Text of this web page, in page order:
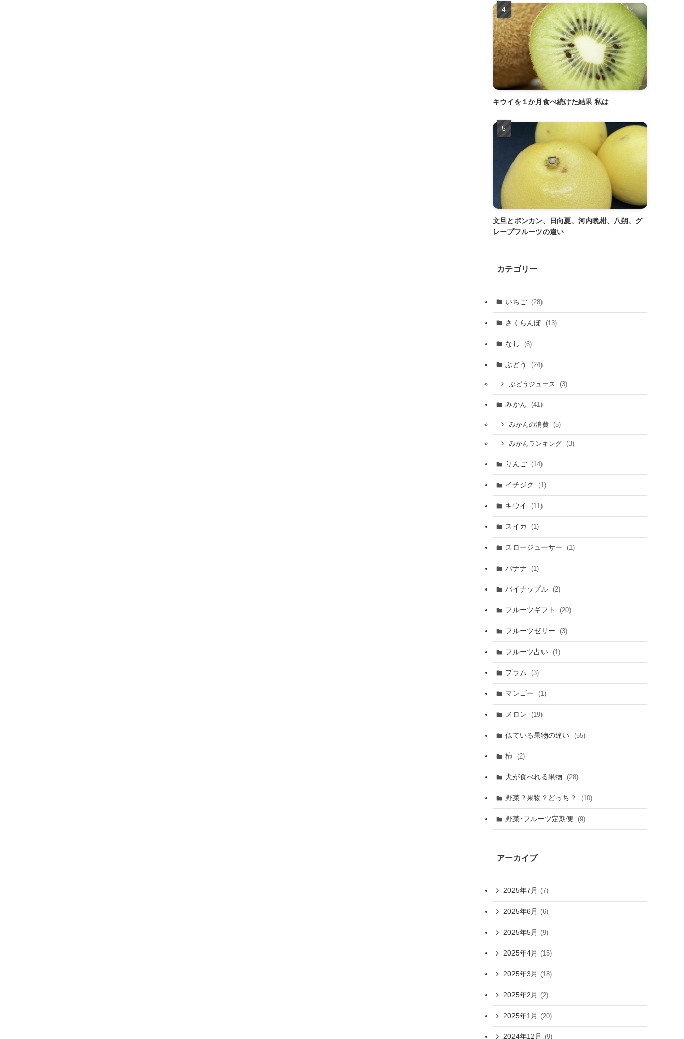
キウイを１か月食べ続けた結果 私は
文旦とポンカン、日向夏、河内晩柑、八朔、グ
レープフルーツの違い
カテゴリー
いちご (28)
さくらんぼ (13)
なし (6)
ぶどう (24)
ぶどうジュース (3)
みかん (41)
みかんの消費 (5)
みかんランキング (3)
りんご (14)
イチジク (1)
キウイ (11)
スイカ (1)
スロージューサー (1)
バナナ (1)
パイナップル (2)
フルーツギフト (20)
フルーツゼリー (3)
フルーツ占い (1)
プラム (3)
マンゴー (1)
メロン (19)
似ている果物の違い (55)
柿 (2)
犬が食べれる果物 (28)
野菜？果物？どっち？ (10)
野菜･フルーツ定期便 (9)
アーカイブ
2025年7月 (7)
2025年6月 (6)
2025年5月 (9)
2025年4月 (15)
2025年3月 (18)
2025年2月 (2)
2025年1月 (20)
2024年12月 (9)